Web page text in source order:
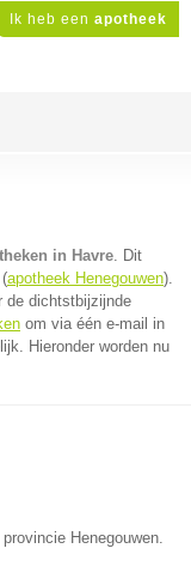
Ik heb een apotheek
in Havre. Dit
apotheek Henegouwen).
de dichtstbijzijnde
om via één e-mail in
Hieronder worden nu
Henegouwen.